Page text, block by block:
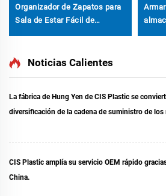
Organizador de Zapatos para
Sala de Estar Fácil de
PP Ahorrador de Espacio con
Noticias Calientes
La fábrica de Hung Yen de CIS Plastic se
diversificación de la cadena de suministro de
CIS Plastic amplía su servicio OEM rápido
China.